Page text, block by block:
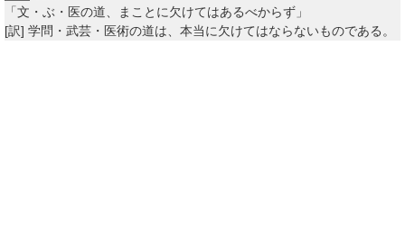
「文・ぶ・医の道、まことに欠けてはあるべからず」
[訳] 学問・武芸・医術の道は、本当に欠けてはならないものである。